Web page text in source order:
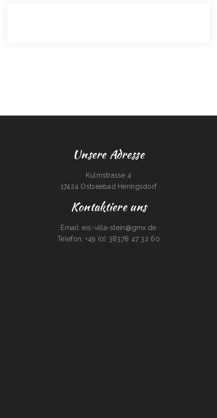
Unsere Adresse
Kulmstrasse 4
17424 Ostseebad Heringsdorf
Kontaktiere uns
Email: eis-villa-stein@gmx.de
Telefon: +49 (0) 38378 47 32 60